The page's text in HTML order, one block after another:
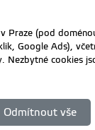
(pod
Google Ads),
cookies
Odmítnout vše